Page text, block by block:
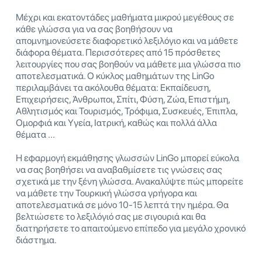
Μέχρι και εκατοντάδες μαθήματα μικρού μεγέθους σε
κάθε γλώσσα για να σας βοηθήσουν να
απομνημονεύσετε διαφορετικό λεξιλόγιο και να μάθετε
διάφορα θέματα. Περισσότερες από 15 πρόσθετες
λειτουργίες που σας βοηθούν να μάθετε μια γλώσσα πιο
αποτελεσματικά. Ο κύκλος μαθημάτων της LinGo
περιλαμβάνει τα ακόλουθα θέματα: Εκπαίδευση,
Επιχειρήσεις, Άνθρωποι, Σπίτι, Φύση, Ζώα, Επιστήμη,
Αθλητισμός και Τουρισμός, Τρόφιμα, Συσκευές, Έπιπλα,
Ομορφιά και Υγεία, Ιατρική, καθώς και πολλά άλλα
θέματα ...
Η εφαρμογή εκμάθησης γλωσσών LinGo μπορεί εύκολα
να σας βοηθήσει να αναβαθμίσετε τις γνώσεις σας
σχετικά με την ξένη γλώσσα. Ανακαλύψτε πώς μπορείτε
να μάθετε την Τουρκική γλώσσα γρήγορα και
αποτελεσματικά σε μόνο 10-15 λεπτά την ημέρα. Θα
βελτιώσετε το λεξιλόγιό σας με σιγουριά και θα
διατηρήσετε το απαιτούμενο επίπεδο για μεγάλο χρονικό
διάστημα.